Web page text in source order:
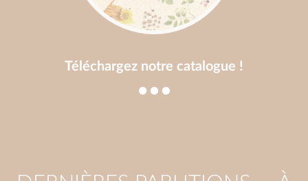
Téléchargez notre catalogue !